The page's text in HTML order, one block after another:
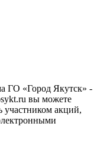
ГО «Город Якутск» -
вы можете
участником акций,